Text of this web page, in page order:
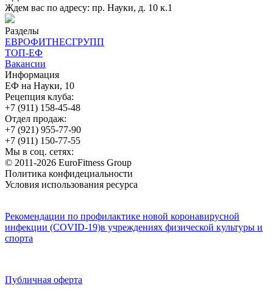
Ждем вас по адресу: пр. Науки, д. 10 к.1
Разделы
ЕВРОФИТНЕСГРУПП
ТОП-ЕФ
Вакансии
Информация
ЕФ на Науки, 10
Рецепция клуба:
+7 (911) 158-45-48
Отдел продаж:
+7 (921) 955-77-90
+7 (911) 150-77-55
Мы в соц. сетях:
© 2011-2026 EuroFitness Group
Политика конфидециальности
Условия использования ресурса
Рекомендации по профилактике новой коронавирусной
инфекции (COVID-19)в учреждениях физической культуры и
спорта
Публичная оферта